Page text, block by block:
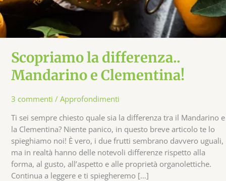
Scopriamo la differenza..
Mandarino e Clementina!
3 commenti / Approfondimenti
Ti sei sempre chiesto quale sia la differenza tra il Mandarino e
la Clementina? Niente panico, in questo breve articolo te lo
spieghiamo noi! È vero, i due frutti sembrano davvero uguali,
ma in realtà hanno delle notevoli differenze rispetto alla
forma, al gusto, all’aspetto e alle proprietà organolettiche.
Continua a leggere e ti spiegheremo […]